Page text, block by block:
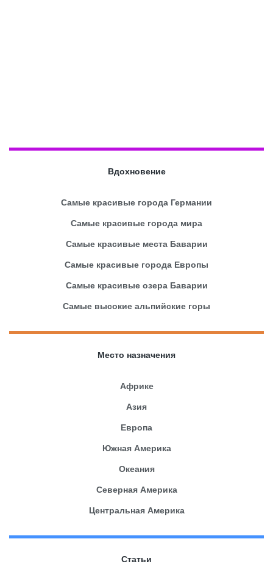
Вдохновение
Самые красивые города Германии
Самые красивые города мира
Самые красивые места Баварии
Самые красивые города Европы
Самые красивые озера Баварии
Самые высокие альпийские горы
Место назначения
Африке
Азия
Европа
Южная Америка
Океания
Северная Америка
Центральная Америка
Статьи